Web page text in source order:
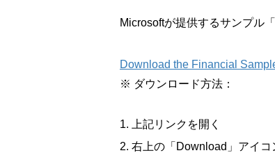
Microsoftが提供するサンプル
Download the Financial
※ ダウンロード方法：
上記リンクを開く
右上の「Download」アイ